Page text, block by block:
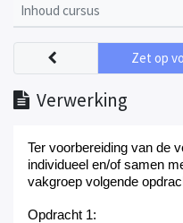
Inhoud cursus
Verwerking
Zet op
Ter voorbereiding van de
individueel en/of samen
vakgroep volgende
Opdracht 1: